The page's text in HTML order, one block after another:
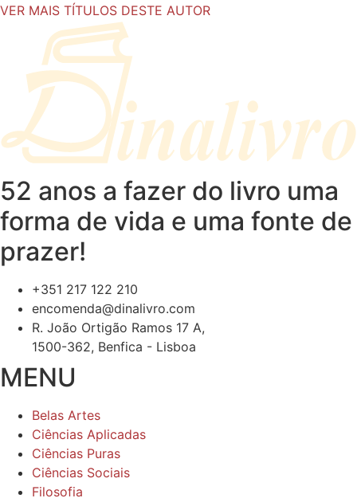
VER MAIS TÍTULOS DESTE AUTOR
52 anos a fazer do livro uma
forma de vida e uma fonte de
prazer!
+351 217 122 210
encomenda@dinalivro.com
R. João Ortigão Ramos 17 A,
1500-362, Benfica - Lisboa
MENU
Belas Artes
Ciências Aplicadas
Ciências Puras
Ciências Sociais
Filosofia